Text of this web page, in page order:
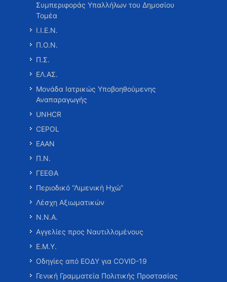
Συμπεριφοράς Υπαλλήλων του Δημοσίου
Τομέα
Ι.Ι.Ε.Ν.
Π.Ο.Ν.
Π.Σ.
ΕΛ.ΑΣ.
Μονάδα Ιατρικώς Υποβοηθούμενης
Αναπαραγωγής
UNHCR
CEPOL
ΕΑΑΝ
Π.Ν.
ΓΕΕΘΑ
Περιοδικό “Λιμενική Ηχώ”
Λέσχη Αξιωματικών
Ν.Ν.Α.
Αγγελίες προς Ναυτιλλομένους
Ε.Μ.Υ.
Οδηγίες από ΕΟΔΥ για COVID-19
Γενική Γραμματεία Πολιτικής Προστασίας